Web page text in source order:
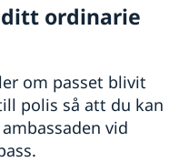
ordinarie
om passet blivit
polis så att du kan
vid